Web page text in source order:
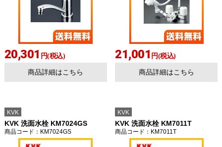
20,301 円(税込)
商品詳細はこちら
21,001 円(税込)
商品詳細はこちら
KVK
KVK 洗面水栓 KM7024GS
商品コード ：KM7024GS
KVK
KVK 洗面水栓 KM7011T
商品コード ：KM7011T